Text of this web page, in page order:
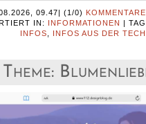
09.47| (1/0) KOMMENTARE
IN: INFORMATIONEN |
INFOS
INFOS AUS DER
Theme: